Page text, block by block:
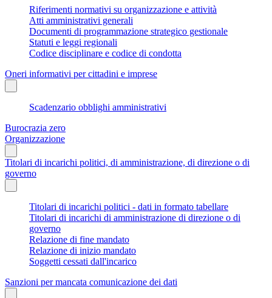
Riferimenti normativi su organizzazione e attività
Atti amministrativi generali
Documenti di programmazione strategico gestionale
Statuti e leggi regionali
Codice disciplinare e codice di condotta
Oneri informativi per cittadini e imprese
Scadenzario obblighi amministrativi
Burocrazia zero
Organizzazione
Titolari di incarichi politici, di amministrazione, di direzione o di
governo
Titolari di incarichi politici - dati in formato tabellare
Titolari di incarichi di amministrazione di direzione o di
governo
Relazione di fine mandato
Relazione di inizio mandato
Soggetti cessati dall'incarico
Sanzioni per mancata comunicazione dei dati